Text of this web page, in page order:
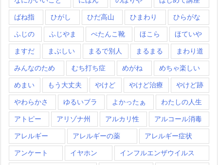
ばね指 ひがし ひだ高山 ひまわり ひらがな
ふじの ふじやま ぺたんこ靴 ほこら ほていや
ますだ まぶしい まるで別人 まるまる まわり道
みんなのため むち打ち症 めがね めちゃ楽しい
めまい もう大丈夫 やけど やけど治療 やけど跡
やわらかさ ゆるいブラ よかったぁ わたしの人生
アトピー アリゾナ州 アルカリ性 アルコール消毒
アレルギー アレルギーの薬 アレルギー症状
アンケート イヤホン インフルエンザウイルス